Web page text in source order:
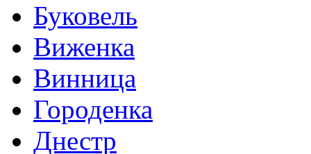
Буковель
Виженка
Винница
Городенка
Днестр